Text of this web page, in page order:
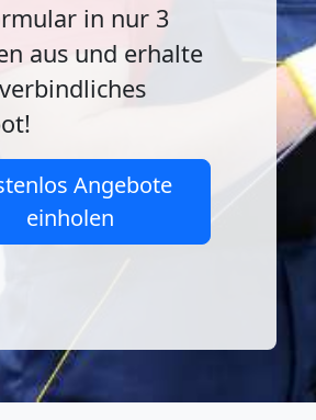
in nur 3
aus und erhalte
Angebote
einholen